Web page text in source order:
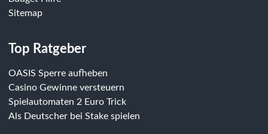
Sitemap
Top Ratgeber
OASIS Sperre aufheben
Casino Gewinne versteuern
Spielautomaten 2 Euro Trick
Als Deutscher bei Stake spielen